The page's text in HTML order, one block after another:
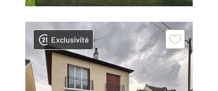
Exclusivité